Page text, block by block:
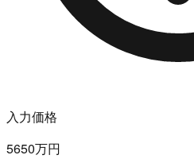
入力価格
5650万円